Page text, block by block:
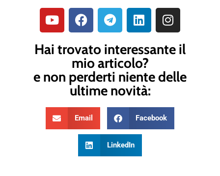
Hai trovato interessante il
mio articolo?
e non perderti niente delle
ultime novità:
Email Facebook
LinkedIn